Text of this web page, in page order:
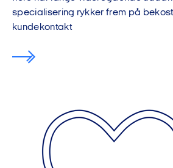
specialisering rykker frem på
kundekontakt